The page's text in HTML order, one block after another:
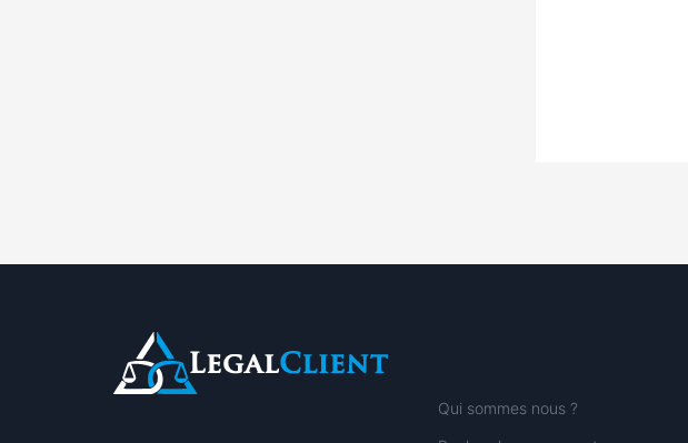
Qui sommes nous ?